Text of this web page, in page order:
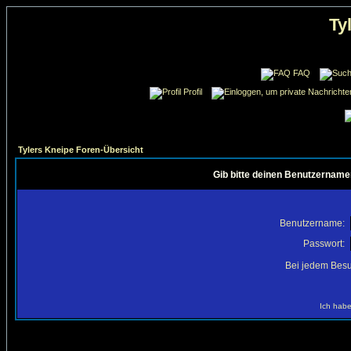
FAQ
Profil
Tylers Kneipe Foren-Übersicht
Gib bitte deinen
Benutzername:
Passwort:
Bei jedem
Ich